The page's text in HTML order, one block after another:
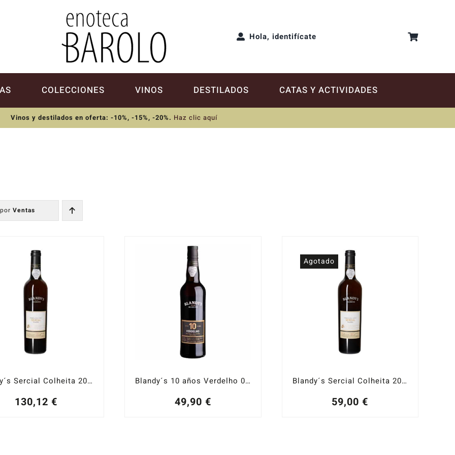
Hola, identifícate
COLECCIONES VINOS DESTILADOS CATAS Y ACTIVIDADES
Vinos y destilados en oferta: -10%, -15%, -20%. Haz clic aquí
Ventas
Blandy´s Sercial Colheita 2011 0,50 cl.
130,12 €
Blandy´s 10 años Verdelho 0,50 cl.
49,90 €
Agotado
Blandy´s Sercial Colheita 2002 0,50 cl.
59,00€